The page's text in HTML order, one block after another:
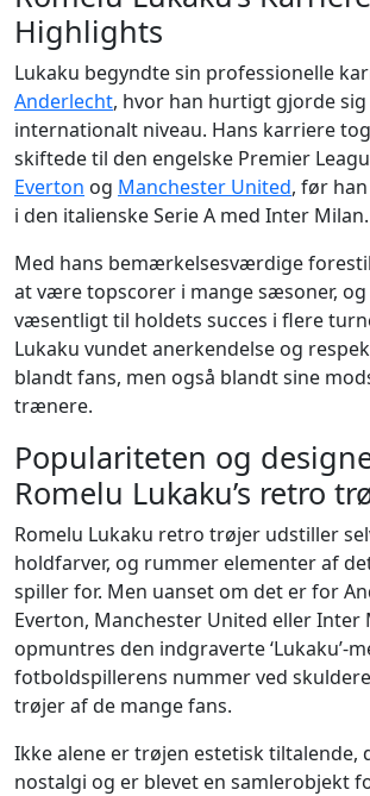
Highlights
Lukaku begyndte sin professionelle
Anderlecht, hvor han hurtigt gjorde
internationalt niveau. Hans karriere
skiftede til den engelske Premier
Everton og Manchester United, før
i den italienske Serie A med Inter Milan.
Med hans bemærkelsesværdige
at være topscorer i mange sæsoner,
væsentligt til holdets succes i flere
Lukaku vundet anerkendelse og
blandt fans, men også blandt sine
trænere.
Populariteten og
Romelu Lukaku’s retro
Romelu Lukaku retro trøjer udstiller
holdfarver, og rummer elementer af
spiller for. Men uanset om det er for
Everton, Manchester United eller Inter
opmuntres den indgraverte ‘Lukaku’-
fotboldspillerens nummer ved
trøjer af de mange fans.
Ikke alene er trøjen estetisk tiltalende,
nostalgi og er blevet en samlerobjekt